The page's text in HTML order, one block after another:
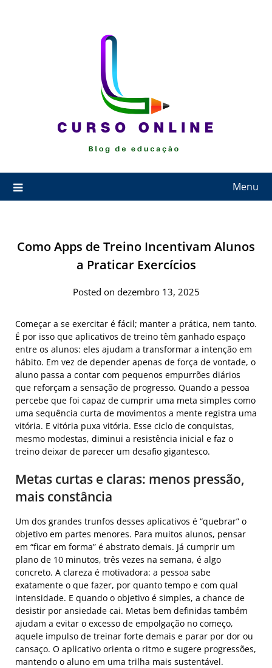
Menu
Como Apps de Treino Incentivam Alunos
a Praticar Exercícios
Posted on dezembro 13, 2025
Começar a se exercitar é fácil; manter a prática, nem tanto.
É por isso que aplicativos de treino têm ganhado espaço
entre os alunos: eles ajudam a transformar a intenção em
hábito. Em vez de depender apenas de força de vontade, o
aluno passa a contar com pequenos empurrões diários
que reforçam a sensação de progresso. Quando a pessoa
percebe que foi capaz de cumprir uma meta simples como
uma sequência curta de movimentos a mente registra uma
vitória. E vitória puxa vitória. Esse ciclo de conquistas,
mesmo modestas, diminui a resistência inicial e faz o
treino deixar de parecer um desafio gigantesco.
Metas curtas e claras: menos pressão,
mais constância
Um dos grandes trunfos desses aplicativos é “quebrar” o
objetivo em partes menores. Para muitos alunos, pensar
em “ficar em forma” é abstrato demais. Já cumprir um
plano de 10 minutos, três vezes na semana, é algo
concreto. A clareza é motivadora: a pessoa sabe
exatamente o que fazer, por quanto tempo e com qual
intensidade. E quando o objetivo é simples, a chance de
desistir por ansiedade cai. Metas bem definidas também
ajudam a evitar o excesso de empolgação no começo,
aquele impulso de treinar forte demais e parar por dor ou
cansaço. O aplicativo orienta o ritmo e sugere progressões,
mantendo o aluno em uma trilha mais sustentável.